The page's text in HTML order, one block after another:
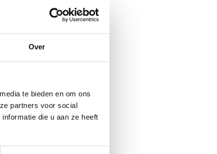
Over
te bieden en om ons
partners voor social
die u aan ze heeft